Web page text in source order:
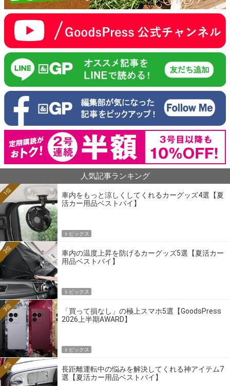
人気記事ランキング
車内をもっと涼しくしてくれるカーグッズ4選【夏
活カー用品ベストバイ】
1位
トピックス
車内の温度上昇を防げるカーグッズ5選【夏活カー
用品ベストバイ】
2位
トピックス
「買って損なし」の極上スマホ5選【GoodsPress
2026上半期AWARD】
3位
トピックス
長距離運転中の悩みを解決してくれる神アイテム7
選【夏活カー用品ベストバイ】
4位